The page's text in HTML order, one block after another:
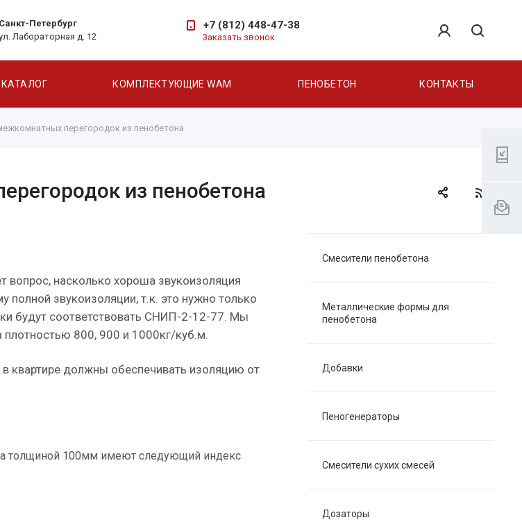
Санкт-Петербург
Лабораторная д. 12
+7 (812) 448-47-38
Заказать звонок
КАТАЛОГ КОМПЛЕКТУЮЩИЕ WAM ПЕНОБЕТОН КОНТАКТЫ
перегородок из пенобетона
из пенобетона
вопрос, насколько хороша звукоизоляция
звукоизоляции, т.к. это нужно только
будут соответствовать СНИП-2-12-77. Мы
800, 900 и 1000кг/куб.м.
квартире должны обеспечивать изоляцию от
толщиной 100мм имеют следующий индекс
Смесители пенобетона
Металлические формы для
пенобетона
Добавки
Пеногенераторы
Смесители сухих смесей
Дозаторы